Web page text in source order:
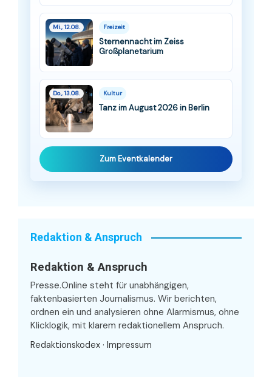
Mi., 12.08. Freizeit
Sternennacht im Zeiss
Großplanetarium
Do., 13.08. Kultur
Tanz im August 2026 in Berlin
Zum Eventkalender
Redaktion & Anspruch
Redaktion & Anspruch
Presse.Online steht für unabhängigen,
faktenbasierten Journalismus. Wir berichten,
ordnen ein und analysieren ohne Alarmismus, ohne
Klicklogik, mit klarem redaktionellem Anspruch.
Redaktionskodex · Impressum